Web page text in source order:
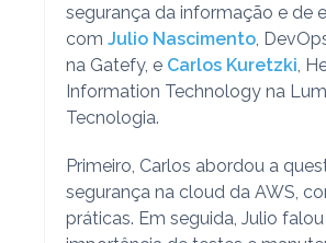
segurança da informação e de
com Julio Nascimento,
na Gatefy, e Carlos Kuretzki ,
Information Technology na
Tecnologia.
Primeiro, Carlos abordou a
segurança na cloud da AWS,
práticas. Em seguida, Julio